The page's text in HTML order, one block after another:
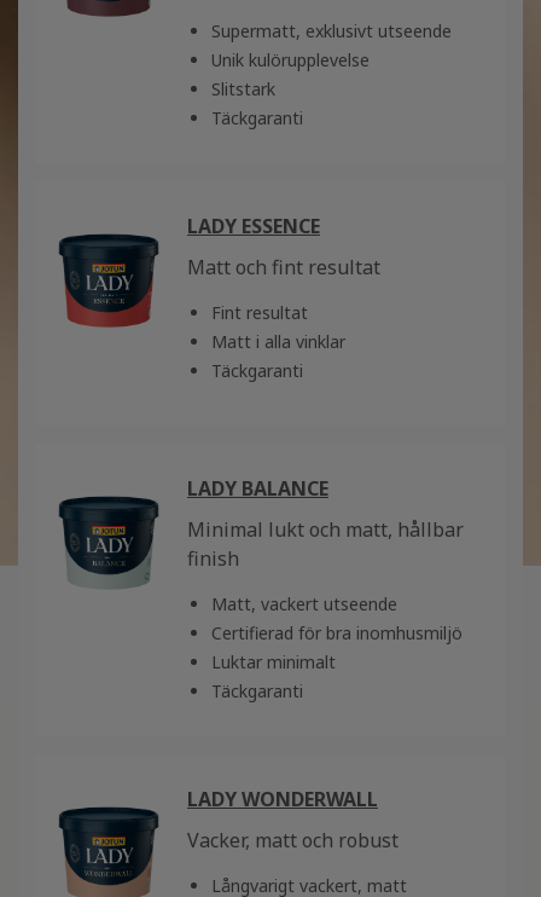
Supermatt, exklusivt utseende
Unik kulörupplevelse
Slitstark
Täckgaranti
LADY ESSENCE
Matt och fint resultat
Fint resultat
Matt i alla vinklar
Täckgaranti
LADY BALANCE
Minimal lukt och matt, hållbar
finish
Matt, vackert utseende
Certifierad för bra inomhusmiljö
Luktar minimalt
Täckgaranti
LADY WONDERWALL
Vacker, matt och robust
Långvarigt vackert, matt